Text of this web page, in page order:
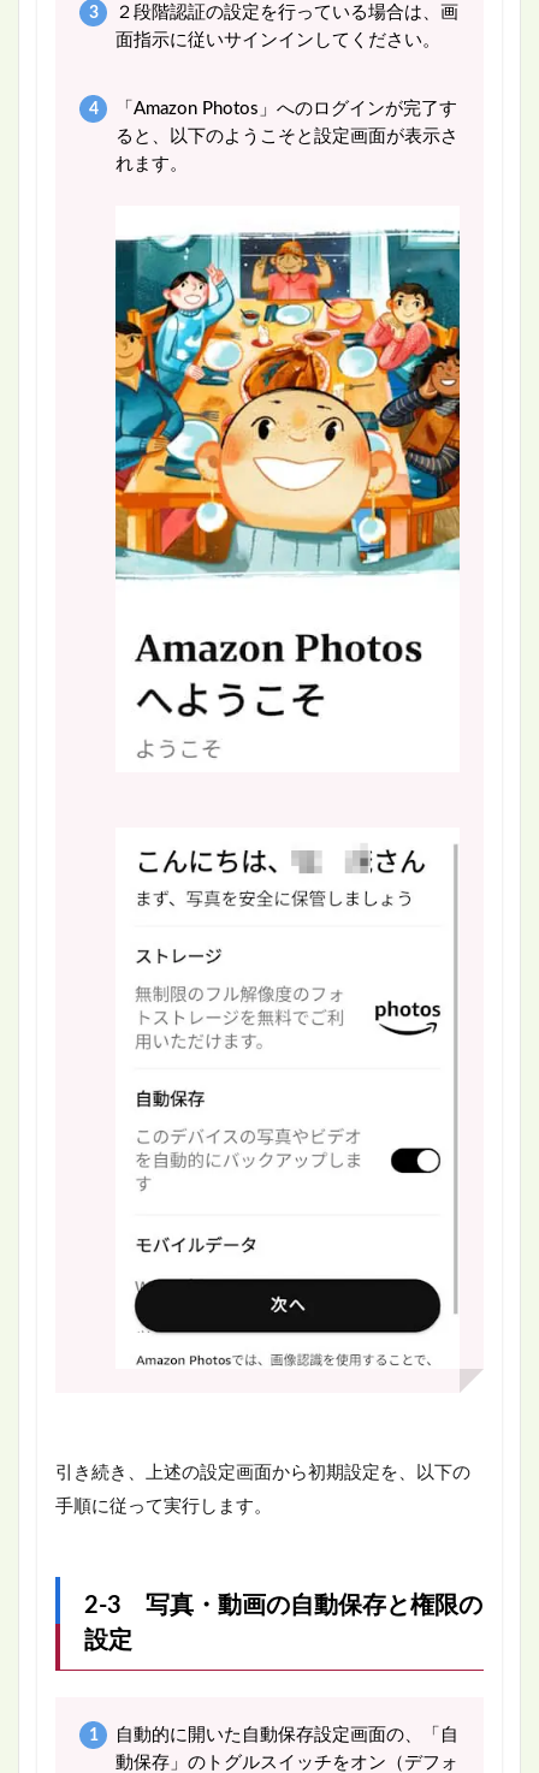
２段階認証の設定を行っている場合は、画
面指示に従いサインインしてください。
「Amazon Photos」へのログインが完了す
ると、以下のようこそと設定画面が表示さ
れます。
引き続き、上述の設定画面から初期設定を、以下の
手順に従って実行します。
2-3 写真・動画の自動保存と権限の
設定
自動的に開いた自動保存設定画面の、「自
動保存」のトグルスイッチをオン（デフォ